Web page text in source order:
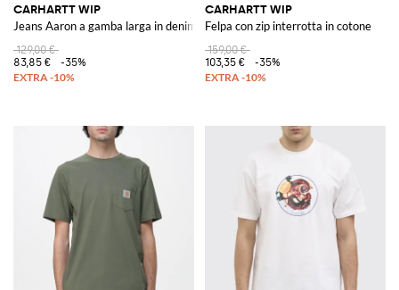
CARHARTT WIP
Jeans Aaron a gamba larga in denim
129,00 €
83,85 €
-35%
CARHARTT WIP
Felpa con zip interrotta in cotone
159,00 €
103,35 €
-35%